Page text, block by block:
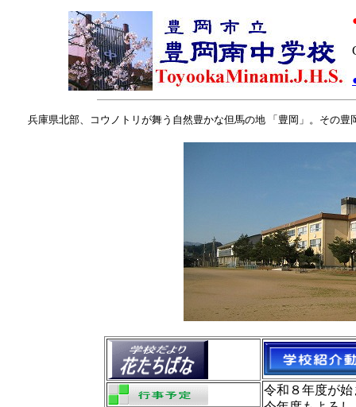
兵庫県北部、コウノトリが舞う自然豊かな但馬の地 「豊岡」。その
令和８年度が